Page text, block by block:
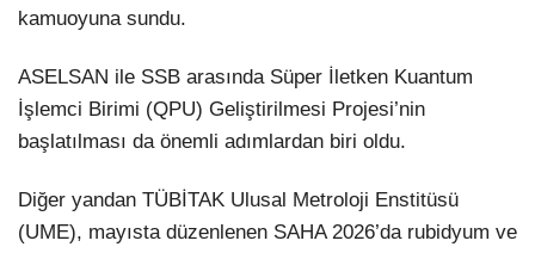
kamuoyuna sundu.
ASELSAN ile SSB arasında Süper İletken Kuantum
İşlemci Birimi (QPU) Geliştirilmesi Projesi’nin
başlatılması da önemli adımlardan biri oldu.
Diğer yandan TÜBİTAK Ulusal Metroloji Enstitüsü
(UME), mayısta düzenlenen SAHA 2026’da rubidyum ve